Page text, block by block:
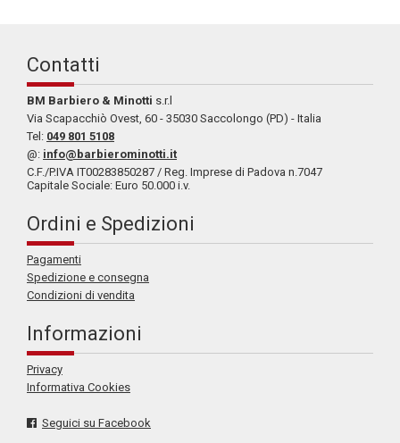
Contatti
BM Barbiero & Minotti s.r.l
Via Scapacchiò Ovest, 60 - 35030 Saccolongo (PD) - Italia
Tel: 049 801 5108
@: info@barbierominotti.it
C.F./P.IVA IT00283850287 / Reg. Imprese di Padova n.7047
Capitale Sociale: Euro 50.000 i.v.
Ordini e Spedizioni
Pagamenti
Spedizione e consegna
Condizioni di vendita
Informazioni
Privacy
Informativa Cookies
Seguici su Facebook